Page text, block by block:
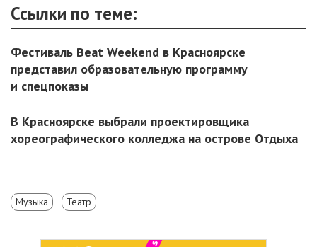
Ссылки по теме:
Фестиваль Beat Weekend в Красноярске
представил образовательную программу
и спецпоказы
В Красноярске выбрали проектировщика
хореографического колледжа на острове Отдыха
Музыка Театр